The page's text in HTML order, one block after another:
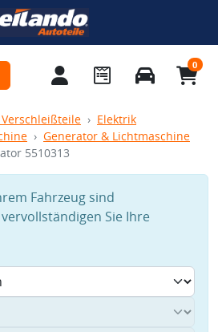
0
Elektrik
Generator & Lichtmaschine
5510313
Fahrzeug sind
Sie Ihre